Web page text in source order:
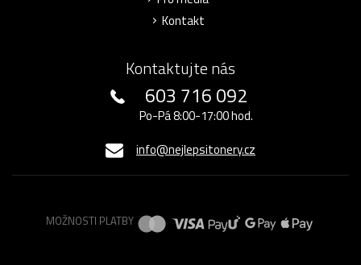
Kontakt
Kontaktujte nás
603 716 092
Po-Pá 8:00-17:00 hod.
info@nejlepsitonery.cz
MOŽNOSTI PLATBY